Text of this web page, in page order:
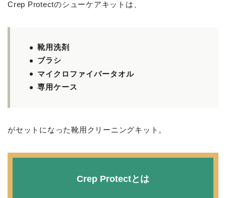
Crep Protectのシューケアキットは、
靴用洗剤
ブラシ
マイクロファイバータオル
専用ケース
がセットになった靴用クリーニングキット。
Crep Protectとは